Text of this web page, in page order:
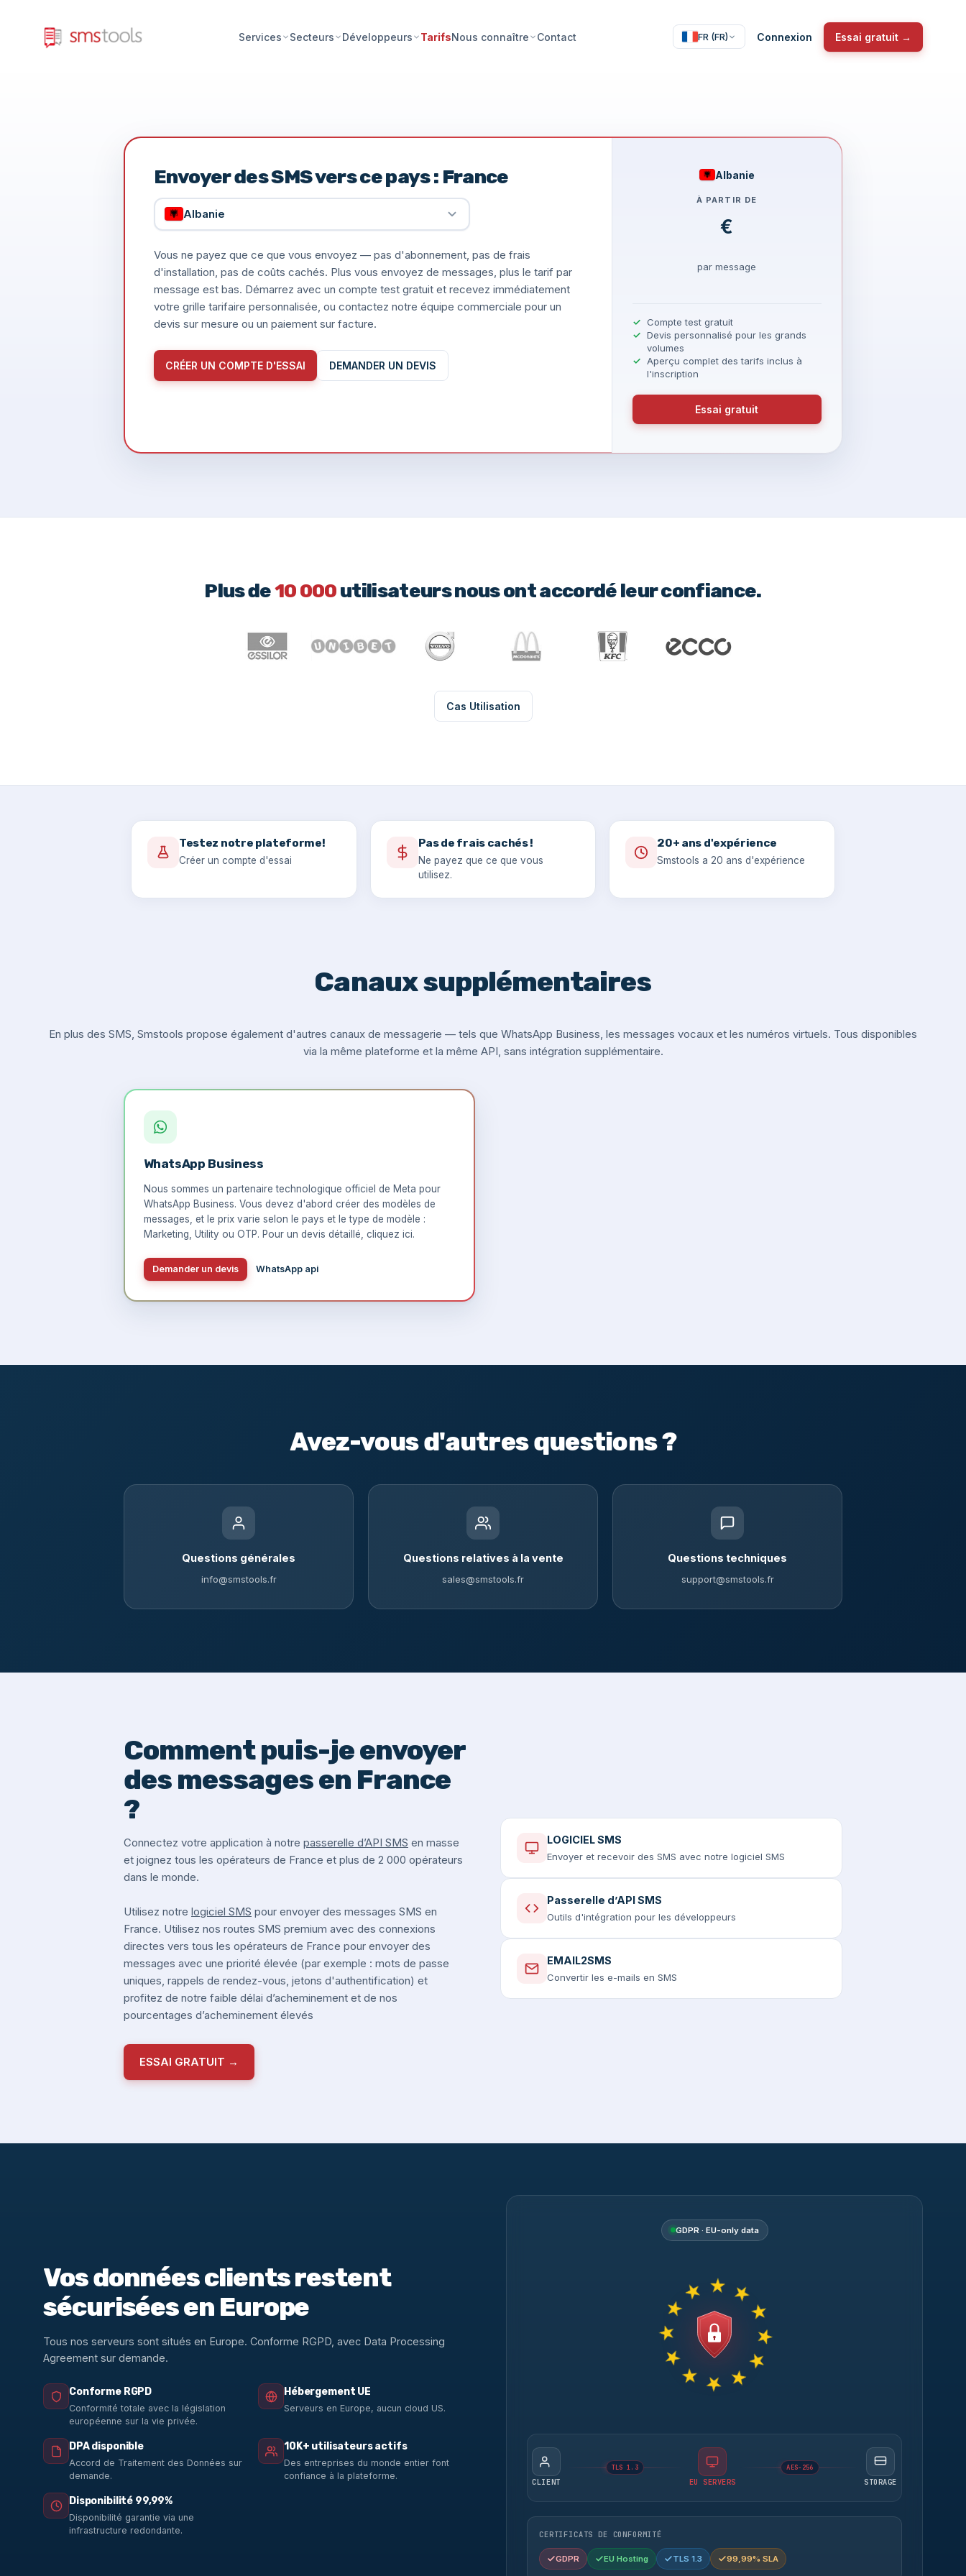
Services Secteurs Développeurs TarifsNous connaître Contact FR (FR) Connexion Essai gratuit →
Plus de10 000utilisateurs nous ont accordé leur confiance.
Cas Utilisation
Testez notre plateforme!
Créer un compte d'essai
Pas de frais cachés !
Ne payez que ce que vous
utilisez.
20+ ans d'expérience
Smstools a 20 ans d'expérience
Envoyer des SMS vers ce pays : France
Albanie
Vous ne payez que ce que vous envoyez — pas d'abonnement, pas de frais
d'installation, pas de coûts cachés. Plus vous envoyez de messages, plus le tarif par
message est bas. Démarrez avec un compte test gratuit et recevez immédiatement
votre grille tarifaire personnalisée, ou contactez notre équipe commerciale pour un
devis sur mesure ou un paiement sur facture.
CRÉER UN COMPTE D'ESSAI DEMANDER UN DEVIS
Albanie
À PARTIR DE
€
par message
Compte test gratuit
Devis personnalisé pour les grands
volumes
Aperçu complet des tarifs inclus à
l'inscription
Essai gratuit
Canaux supplémentaires
En plus des SMS, Smstools propose également d'autres canaux de messagerie — tels que WhatsApp Business, les messages vocaux et les numéros virtuels. Tous disponibles
via la même plateforme et la même API, sans intégration supplémentaire.
WhatsApp Business
Nous sommes un partenaire technologique officiel de Meta pour
WhatsApp Business. Vous devez d'abord créer des modèles de
messages, et le prix varie selon le pays et le type de modèle :
Marketing, Utility ou OTP. Pour un devis détaillé, cliquez ici.
Demander un devis WhatsApp api
Avez-vous d'autres questions ?
Questions générales
info@smstools.fr
Questions relatives à la vente
sales@smstools.fr
Questions techniques
support@smstools.fr
Comment puis-je envoyer
des messages en France
?
Connectez votre application à notre passerelle d’API SMS en masse
et joignez tous les opérateurs de France et plus de 2 000 opérateurs
dans le monde.
Utilisez notre logiciel SMS pour envoyer des messages SMS en
France. Utilisez nos routes SMS premium avec des connexions
directes vers tous les opérateurs de France pour envoyer des
messages avec une priorité élevée (par exemple : mots de passe
uniques, rappels de rendez-vous, jetons d'authentification) et
profitez de notre faible délai d’acheminement et de nos
pourcentages d’acheminement élevés
ESSAI GRATUIT →
LOGICIEL SMS
Envoyer et recevoir des SMS avec notre logiciel SMS
Passerelle d’API SMS
Outils d'intégration pour les développeurs
EMAIL2SMS
Convertir les e-mails en SMS
Vos données clients restent
sécurisées en Europe
Tous nos serveurs sont situés en Europe. Conforme RGPD, avec Data Processing
Agreement sur demande.
Conforme RGPD
Conformité totale avec la législation
européenne sur la vie privée.
Hébergement UE
Serveurs en Europe, aucun cloud US.
DPA disponible
Accord de Traitement des Données sur
demande.
10K+ utilisateurs actifs
Des entreprises du monde entier font
confiance à la plateforme.
Disponibilité 99,99%
Disponibilité garantie via une
infrastructure redondante.
GDPR · EU-only data
CLIENT
TLS 1.3
EU SERVERS
AES-256
STORAGE
CERTIFICATS DE CONFORMITÉ
GDPR EU Hosting TLS 1.3 99,99% SLA